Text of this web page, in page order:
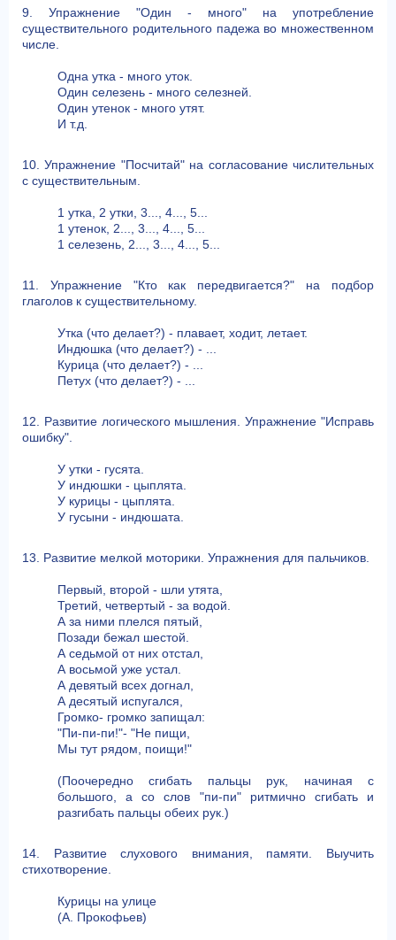
9. Упражнение "Один - много" на употребление
существительного родительного падежа во множественном
числе.
Одна утка - много уток.
Один селезень - много селезней.
Один утенок - много утят.
И т.д.
10. Упражнение "Посчитай" на согласование числительных
с существительным.
1 утка, 2 утки, 3..., 4..., 5...
1 утенок, 2..., 3..., 4..., 5...
1 селезень, 2..., 3..., 4..., 5...
11. Упражнение "Кто как передвигается?" на подбор
глаголов к существительному.
Утка (что делает?) - плавает, ходит, летает.
Индюшка (что делает?) - ...
Курица (что делает?) - ...
Петух (что делает?) - ...
12. Развитие логического мышления. Упражнение "Исправь
ошибку".
У утки - гусята.
У индюшки - цыплята.
У курицы - цыплята.
У гусыни - индюшата.
13. Развитие мелкой моторики. Упражнения для пальчиков.
Первый, второй - шли утята,
Третий, четвертый - за водой.
А за ними плелся пятый,
Позади бежал шестой.
А седьмой от них отстал,
А восьмой уже устал.
А девятый всех догнал,
А десятый испугался,
Громко- громко запищал:
"Пи-пи-пи!"- "Не пищи,
Мы тут рядом, поищи!"
(Поочередно сгибать пальцы рук, начиная с
большого, а со слов "пи-пи" ритмично сгибать и
разгибать пальцы обеих рук.)
14. Развитие слухового внимания, памяти. Выучить
стихотворение.
Курицы на улице
(А. Прокофьев)